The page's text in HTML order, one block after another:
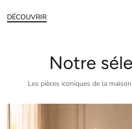
DÉCOUVRIR
Notre
Les pièces iconiques de la